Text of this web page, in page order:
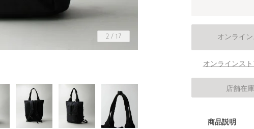
2 / 17 オンライ
オンラインス
店舗在庫
商品説明